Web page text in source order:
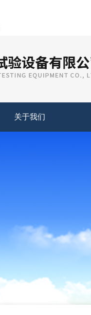
关于我们